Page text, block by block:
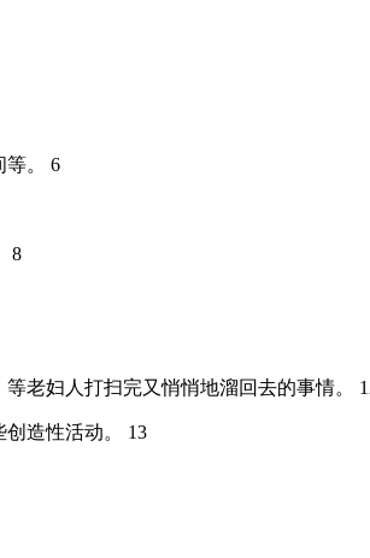
等。 6
8
老妇人打扫完又悄悄地溜回去的事情。
创造性活动。 13